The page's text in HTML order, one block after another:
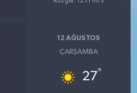
12 AĞUSTOS
ÇARŞAMBA
27°